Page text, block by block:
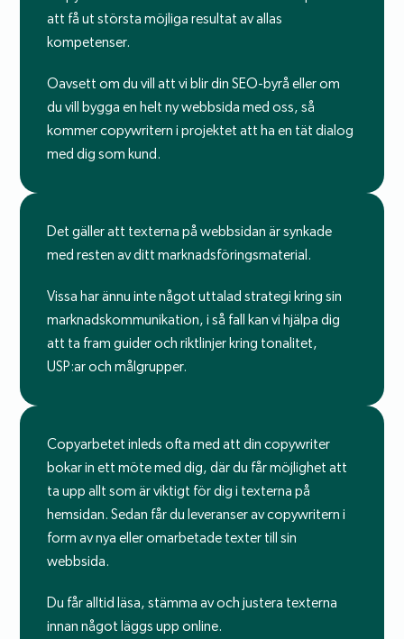
att få ut största möjliga resultat av allas
kompetenser.
Oavsett om du vill att vi blir din SEO-byrå eller om
du vill bygga en helt ny webbsida med oss, så
kommer copywritern i projektet att ha en tät dialog
med dig som kund.
Det gäller att texterna på webbsidan är synkade
med resten av ditt marknadsföringsmaterial.
Vissa har ännu inte något uttalad strategi kring sin
marknadskommunikation, i så fall kan vi hjälpa dig
att ta fram guider och riktlinjer kring tonalitet,
USP:ar och målgrupper.
Copyarbetet inleds ofta med att din copywriter
bokar in ett möte med dig, där du får möjlighet att
ta upp allt som är viktigt för dig i texterna på
hemsidan. Sedan får du leveranser av copywritern i
form av nya eller omarbetade texter till sin
webbsida.
Du får alltid läsa, stämma av och justera texterna
innan något läggs upp online.